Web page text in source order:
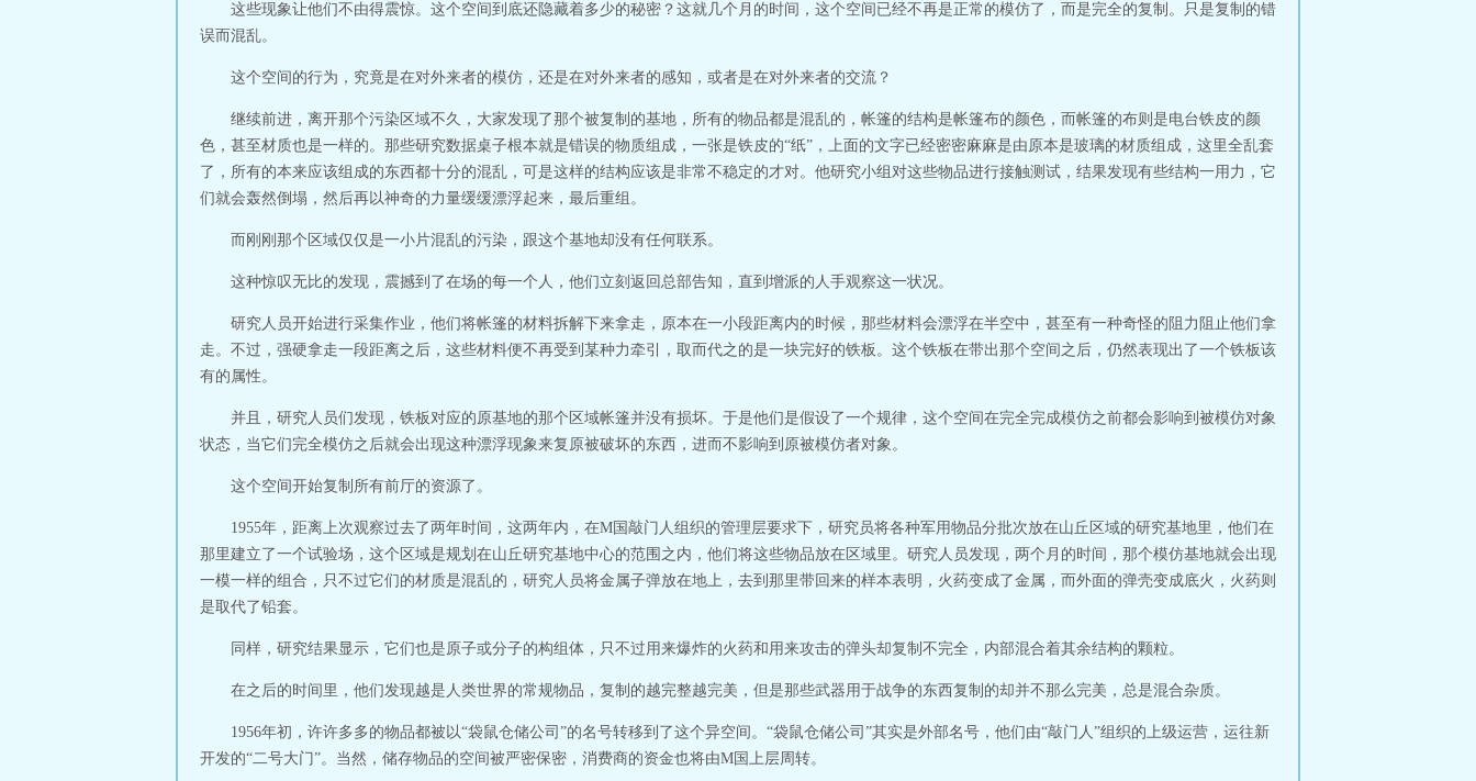
这些现象让他们不由得震惊。这个空间到底还隐藏着多少的秘密？这就几个月的时间，这个空间已经不再是正常的模仿了，而是完全的复制。只是复制的错
误而混乱。
这个空间的行为，究竟是在对外来者的模仿，还是在对外来者的感知，或者是在对外来者的交流？
继续前进，离开那个污染区域不久，大家发现了那个被复制的基地，所有的物品都是混乱的，帐篷的结构是帐篷布的颜色，而帐篷的布则是电台铁皮的颜
色，甚至材质也是一样的。那些研究数据桌子根本就是错误的物质组成，一张是铁皮的“纸”，上面的文字已经密密麻麻是由原本是玻璃的材质组成，这里全乱套
了，所有的本来应该组成的东西都十分的混乱，可是这样的结构应该是非常不稳定的才对。他研究小组对这些物品进行接触测试，结果发现有些结构一用力，它
们就会轰然倒塌，然后再以神奇的力量缓缓漂浮起来，最后重组。
而刚刚那个区域仅仅是一小片混乱的污染，跟这个基地却没有任何联系。
这种惊叹无比的发现，震撼到了在场的每一个人，他们立刻返回总部告知，直到增派的人手观察这一状况。
研究人员开始进行采集作业，他们将帐篷的材料拆解下来拿走，原本在一小段距离内的时候，那些材料会漂浮在半空中，甚至有一种奇怪的阻力阻止他们拿
走。不过，强硬拿走一段距离之后，这些材料便不再受到某种力牵引，取而代之的是一块完好的铁板。这个铁板在带出那个空间之后，仍然表现出了一个铁板该
有的属性。
并且，研究人员们发现，铁板对应的原基地的那个区域帐篷并没有损坏。于是他们是假设了一个规律，这个空间在完全完成模仿之前都会影响到被模仿对象
状态，当它们完全模仿之后就会出现这种漂浮现象来复原被破坏的东西，进而不影响到原被模仿者对象。
这个空间开始复制所有前厅的资源了。
1955年，距离上次观察过去了两年时间，这两年内，在M国敲门人组织的管理层要求下，研究员将各种军用物品分批次放在山丘区域的研究基地里，他们在
那里建立了一个试验场，这个区域是规划在山丘研究基地中心的范围之内，他们将这些物品放在区域里。研究人员发现，两个月的时间，那个模仿基地就会出现
一模一样的组合，只不过它们的材质是混乱的，研究人员将金属子弹放在地上，去到那里带回来的样本表明，火药变成了金属，而外面的弹壳变成底火，火药则
是取代了铅套。
同样，研究结果显示，它们也是原子或分子的构组体，只不过用来爆炸的火药和用来攻击的弹头却复制不完全，内部混合着其余结构的颗粒。
在之后的时间里，他们发现越是人类世界的常规物品，复制的越完整越完美，但是那些武器用于战争的东西复制的却并不那么完美，总是混合杂质。
1956年初，许许多多的物品都被以“袋鼠仓储公司”的名号转移到了这个异空间。“袋鼠仓储公司”其实是外部名号，他们由“敲门人”组织的上级运营，运往新
开发的“二号大门”。当然，储存物品的空间被严密保密，消费商的资金也将由M国上层周转。